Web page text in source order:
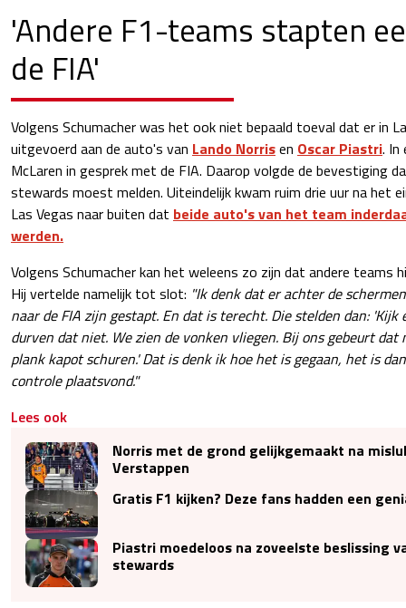
'Andere F1-teams stapten
de FIA'
Volgens Schumacher was het ook niet bepaald toeval dat er in
uitgevoerd aan de auto's van Lando Norrisen Oscar Piastri. In
McLaren in gesprek met de FIA. Daarop volgde de bevestiging
stewards moest melden. Uiteindelijk kwam ruim drie uur na het
Las Vegas naar buiten dat beide auto's van het team
werden.
Volgens Schumacher kan het weleens zo zijn dat andere teams
Hij vertelde namelijk tot slot: "Ik denk dat er achter de
naar de FIA zijn gestapt. En dat is terecht. Die stelden dan:
durven dat niet. We zien de vonken vliegen. Bij ons gebeurt dat
plank kapot schuren.' Dat is denk ik hoe het is gegaan, het is
controle plaatsvond."
Lees ook
Norris met de grond gelijkgemaakt na
Verstappen
Gratis F1 kijken? Deze fans hadden een
Piastri moedeloos na zoveelste beslissing
stewards